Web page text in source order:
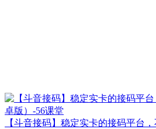
【斗音接码】稳定实卡的接码平台